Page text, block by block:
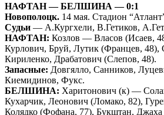
НАФТАН — БЕЛШИНА — 0:1
Новополоцк. 14 мая. Стадион
Судьи — А.Кургхели, В.Гетиков,
НАФТАН: Козлов — Власов (Исаев,
Курлович, Бруй, Лутик (Францев, 48),
Кириленко, Драбатович (Слепов, 48).
Запасные: Довгялло, Санников,
Киемидинов, Фукс.
БЕЛШИНА: Харитонович (к) —
Кухарчик, Леонович (Ломако, 82),
Колядко (Фофана, 77), Букштан,